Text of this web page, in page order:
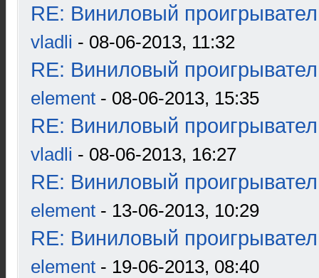
RE: Виниловый
vladli - 08-06-2013, 11:32
RE: Виниловый
element - 08-06-2013, 15:35
RE: Виниловый
vladli - 08-06-2013, 16:27
RE: Виниловый
element - 13-06-2013, 10:29
RE: Виниловый
element - 19-06-2013, 08:40